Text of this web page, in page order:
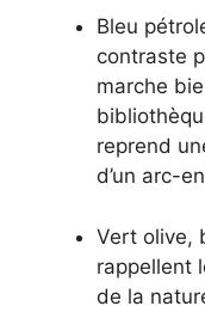
Bleu
contraste
marche
reprend
d’un arc-
Vert olive,
rappellent
de la